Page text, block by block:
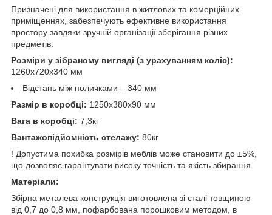
Призначені для використання в житлових та комерційних
приміщеннях, забезпечують ефективне використання
простору завдяки зручній організації зберігання різних
предметів.
Розміри у зібраному вигляді (з урахуванням коліс):
1260х720х340 мм
Відстань між поличками – 340 мм
Размір в коробці: 1250х380х90 мм
Вага в коробці: 7,3кг
Вантажопідйомність стелажу: 80кг
! Допустима похибка розмірів меблів може становити до ±5%,
що дозволяє гарантувати високу точність та якість збирання.
Матеріали:
Збірна металева конструкція виготовлена зі сталі товщиною
від 0,7 до 0,8 мм, пофарбована порошковим методом, в